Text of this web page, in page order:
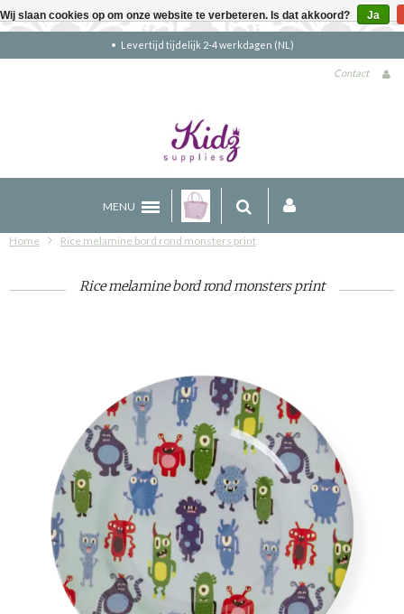
Gratis verzending boven €90 (NL)
Contact
MENU
Home Rice melamine bord rond monsters print
Rice melamine bord rond monsters print
Wij slaan cookies op om onze website te verbeteren. Is dat akkoord? Ja